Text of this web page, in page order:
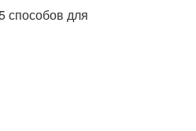
способов для